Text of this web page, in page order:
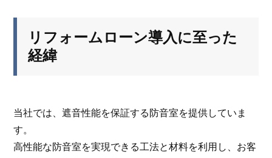
リフォームローン導入に至った
経緯
当社では、遮音性能を保証する防音室を提供していま
す。
高性能な防音室を実現できる工法と材料を利用し、お客